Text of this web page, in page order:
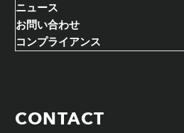
ニュース
お問い合わせ
コンプライアンス
CONTACT